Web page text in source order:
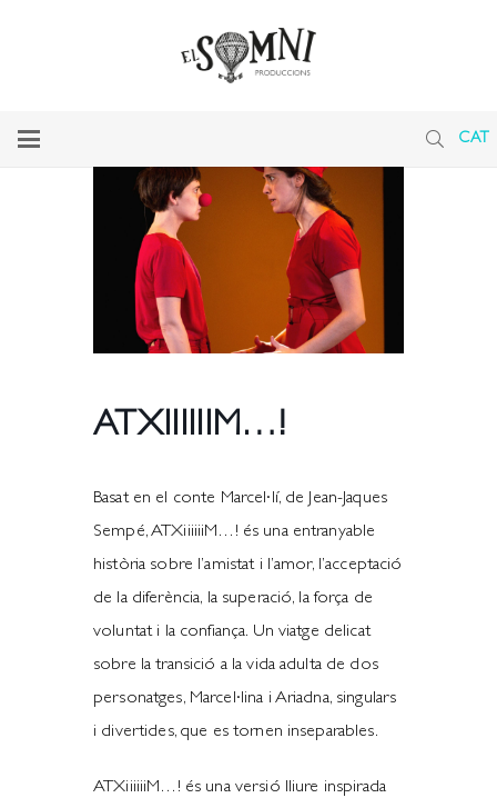
CAT
ATXIIIIIIM…!
Basat en el conte Marcel·lí, de Jean-Jaques
Sempé, ATXiiiiiiM…! és una entranyable
història sobre l’amistat i l’amor, l’acceptació
de la diferència, la superació, la força de
voluntat i la confiança. Un viatge delicat
sobre la transició a la vida adulta de dos
personatges, Marcel·lina i Ariadna, singulars
i divertides, que es tornen inseparables.
ATXiiiiiiM…! és una versió lliure inspirada